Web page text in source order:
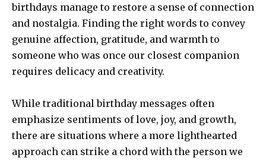
birthdays manage to restore a sense of connection
and nostalgia. Finding the right words to convey
genuine affection, gratitude, and warmth to
someone who was once our closest companion
requires delicacy and creativity.
While traditional birthday messages often
emphasize sentiments of love, joy, and growth,
there are situations where a more lighthearted
approach can strike a chord with the person we